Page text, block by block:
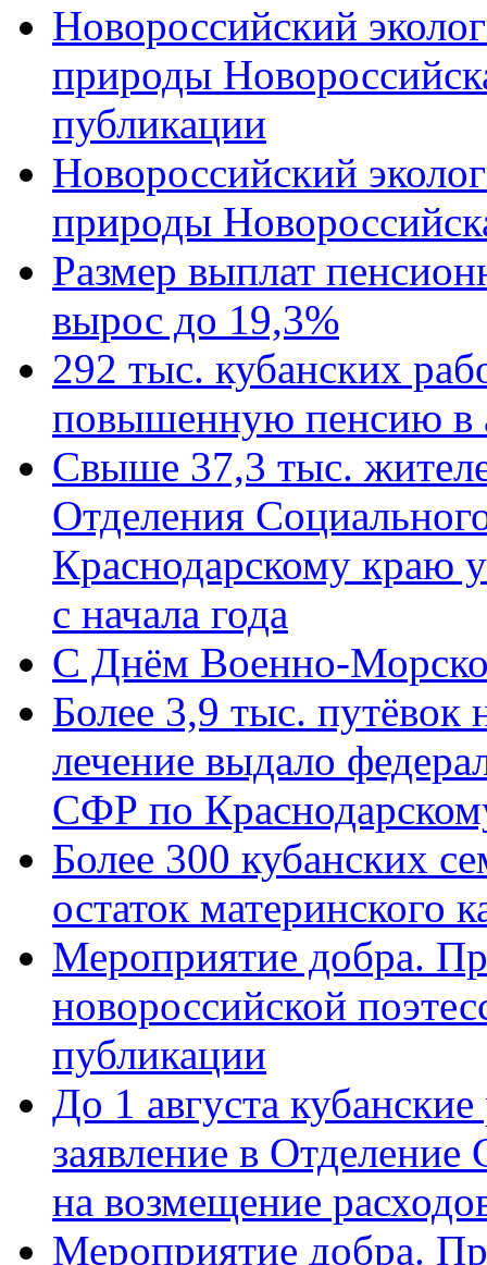
Новороссийский
природы
публикации
Новороссийский
природы
Размер выплат
вырос до 19,3%
292 тыс. кубанских
повышенную пенсию в
Свыше 37,3 тыс.
Отделения
Краснодарскому краю
с начала года
C Днём Военно-
Более 3,9 тыс. путёвок
лечение выдало
СФР по
Более 300 кубанских
остаток материнского
Мероприятие добра.
новороссийской
публикации
До 1 августа
заявление в
на возмещение
Мероприятие добра.